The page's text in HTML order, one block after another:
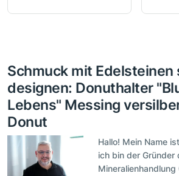
Schmuck mit Edelsteinen
designen: Donuthalter
Lebens" Messing
Donut
Hallo! Mein Name
ich bin der Gründer